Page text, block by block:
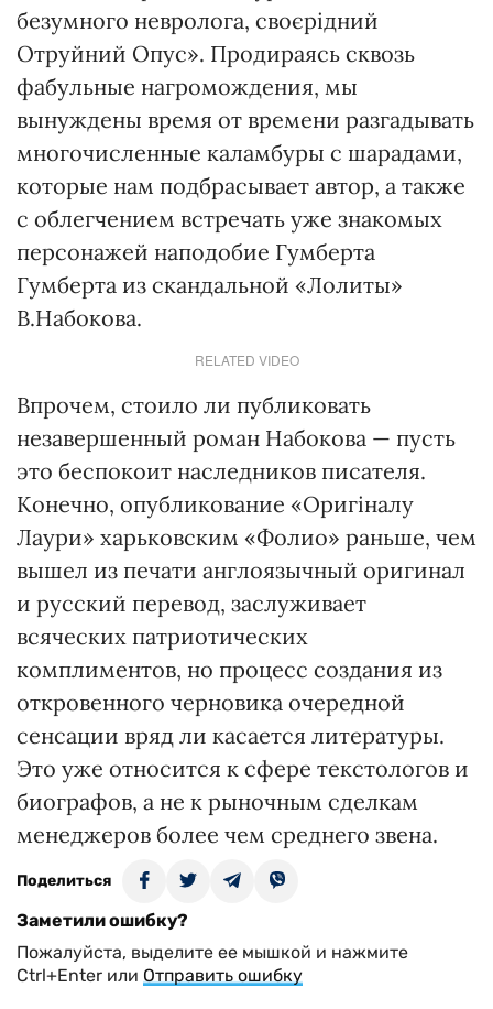
безумного невролога, своєрідний
Отруйний Опус». Продираясь сквозь
фабульные нагромождения, мы
вынуждены время от времени разгадывать
многочисленные каламбуры с шарадами,
которые нам подбрасывает автор, а также
с облегчением встречать уже знакомых
персонажей наподобие Гумберта
Гумберта из скандальной «Лолиты»
В.Набокова.
RELATED VIDEO
Впрочем, стоило ли публиковать
незавершенный роман Набокова — пусть
это беспокоит наследников писателя.
Конечно, опубликование «Оригіналу
Лаури» харьковским «Фолио» раньше, чем
вышел из печати англоязычный оригинал
и русский перевод, заслуживает
всяческих патриотических
комплиментов, но процесс создания из
откровенного черновика очередной
сенсации вряд ли касается литературы.
Это уже относится к сфере текстологов и
биографов, а не к рыночным сделкам
менеджеров более чем среднего звена.
Поделиться
Заметили ошибку?
Пожалуйста, выделите ее мышкой и нажмите
Ctrl+Enter или Отправить ошибку